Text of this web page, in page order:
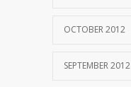
OCTOBER 2012
SEPTEMBER 2012